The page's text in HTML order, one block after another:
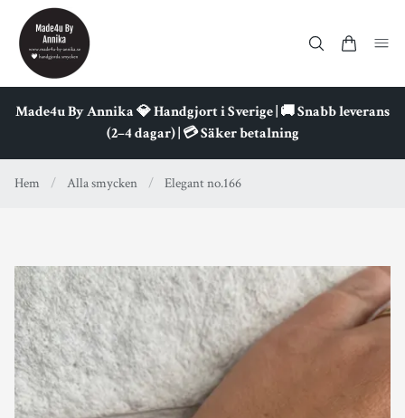
Made4u By Annika 💎 Handgjort i Sverige | 🚚 Snabb leverans
(2–4 dagar) | 💳 Säker betalning
Hem / Alla smycken / Elegant no.166